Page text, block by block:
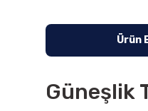
Ürün
Güneşlik